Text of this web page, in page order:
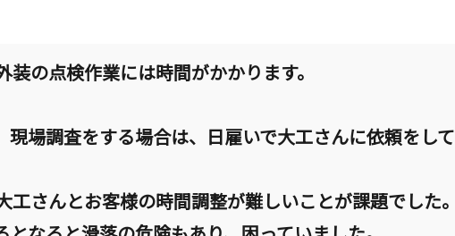
の点検作業には時間がかかります。
現場調査をする場合は、日雇いで大工さんに依頼をして
工さんとお客様の時間調整が難しいことが課題でした。